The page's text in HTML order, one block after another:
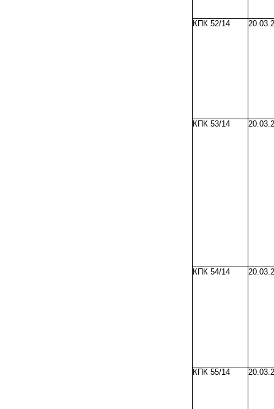
КПК 52/14
КПК 53/14
КПК 54/14
КПК 55/14